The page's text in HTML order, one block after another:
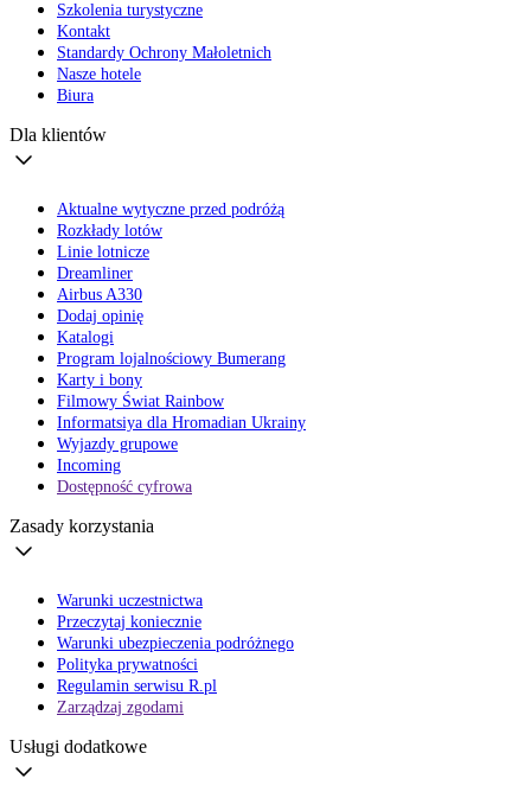
Szkolenia turystyczne
Kontakt
Standardy Ochrony Małoletnich
Nasze hotele
Biura
Dla klientów
Aktualne wytyczne przed podróżą
Rozkłady lotów
Linie lotnicze
Dreamliner
Airbus A330
Dodaj opinię
Katalogi
Program lojalnościowy Bumerang
Karty i bony
Filmowy Świat Rainbow
Informatsiya dla Hromadian Ukrainy
Wyjazdy grupowe
Incoming
Dostępność cyfrowa
Zasady korzystania
Warunki uczestnictwa
Przeczytaj koniecznie
Warunki ubezpieczenia podróżnego
Polityka prywatności
Regulamin serwisu R.pl
Zarządzaj zgodami
Usługi dodatkowe